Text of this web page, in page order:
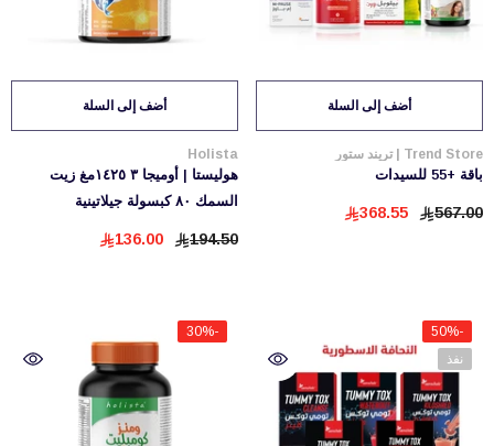
أضف إلى السلة
بائع:
Trend Store | تريند ستور
باقة +55 للسيدات
567.00
368.55
أضف إلى السلة
بائع:
Holista
هوليستا | أوميجا ٣ ١٤٢٥مغ زيت
السمك ٨٠ كبسولة جيلاتينية
194.50
136.00
-50%
نفذ
-30%